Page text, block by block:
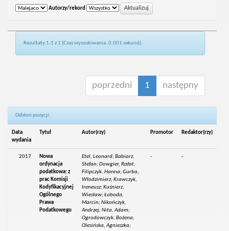
Autorzy/rekord
Rezultaty 1-1 z 1 (Czas wyszukiwania: 0.001 sekund).
poprzedni 1 następny
Odsłon pozycji:
Data
wydania
Tytuł Autor(rzy) Promotor Redaktor(rzy)
2017
Nowa
ordynacja
podatkowa: z
prac Komisji
Kodyfikacyjnej
Ogólnego
Prawa
Podatkowego
Etel, Leonard; Babiarz,
Stefan; Dowgier, Rafał;
Filipczyk, Hanna; Gurba,
Włodzimierz; Krawczyk,
Ireneusz; Kuśnierz,
Wiesław; Łoboda,
Marcin; Nikończyk,
Andrzej; Nita, Adam;
Ogrodowczyk, Bożena;
Olesińska, Agnieszka;
- -